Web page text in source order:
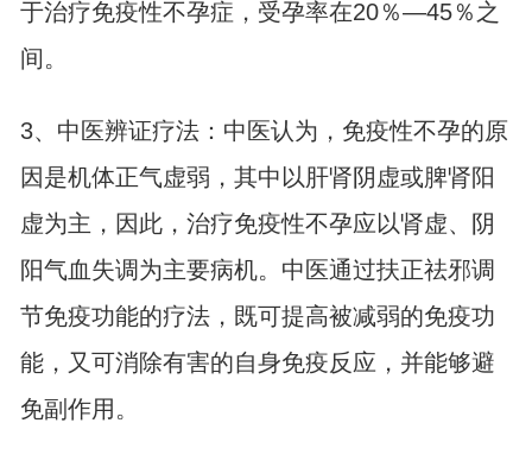
于治疗免疫性不孕症，受孕率在20％—45％之
间。
3、中医辨证疗法：中医认为，免疫性不孕的原
因是机体正气虚弱，其中以肝肾阴虚或脾肾阳
虚为主，因此，治疗免疫性不孕应以肾虚、阴
阳气血失调为主要病机。中医通过扶正祛邪调
节免疫功能的疗法，既可提高被减弱的免疫功
能，又可消除有害的自身免疫反应，并能够避
免副作用。